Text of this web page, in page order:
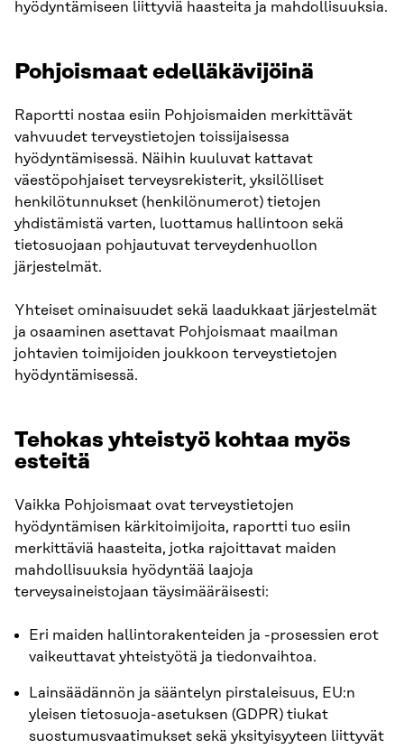
käytön
hyödyntämiseen liittyviä haasteita ja mahdollisuuksia.
Pohjoismaat edelläkävijöinä
Raportti nostaa esiin Pohjoismaiden merkittävät
vahvuudet terveystietojen toissijaisessa
hyödyntämisessä. Näihin kuuluvat kattavat
väestöpohjaiset terveysrekisterit, yksilölliset
henkilötunnukset (henkilönumerot) tietojen
yhdistämistä varten, luottamus hallintoon sekä
tietosuojaan pohjautuvat terveydenhuollon
järjestelmät.
Yhteiset ominaisuudet sekä laadukkaat järjestelmät
ja osaaminen asettavat Pohjoismaat maailman
johtavien toimijoiden joukkoon terveystietojen
hyödyntämisessä.
Tehokas yhteistyö kohtaa myös
esteitä
Vaikka Pohjoismaat ovat terveystietojen
hyödyntämisen kärkitoimijoita, raportti tuo esiin
merkittäviä haasteita, jotka rajoittavat maiden
mahdollisuuksia hyödyntää laajoja
terveysaineistojaan täysimääräisesti:
Eri maiden hallintorakenteiden ja -prosessien erot
vaikeuttavat yhteistyötä ja tiedonvaihtoa.
Lainsäädännön ja sääntelyn pirstaleisuus, EU:n
yleisen tietosuoja-asetuksen (GDPR) tiukat
suostumusvaatimukset sekä yksityisyyteen liittyvät